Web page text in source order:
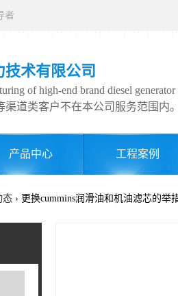
者
术有限公司
of high-end brand diesel generator
道类客户不在本公司服务范围内。
产品中心 工程案例
态 › 更换cummins润滑油和机油滤芯的举